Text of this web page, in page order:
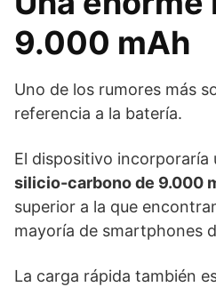
9.000 mAh
Uno de los rumores más
referencia a la batería.
El dispositivo incorporaría
silicio-carbono de 9.000
superior a la que
mayoría de smartphones
La carga rápida también